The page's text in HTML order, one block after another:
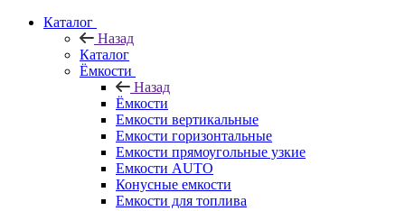
Каталог
Назад
Каталог
Ёмкости
Назад
Ёмкости
Емкости вертикальные
Емкости горизонтальные
Емкости прямоугольные узкие
Емкости АUТО
Конусные емкости
Емкости для топлива